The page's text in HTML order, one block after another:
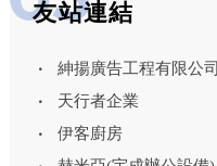
友站連結
紳揚廣告工程有限公司
天行者企業
伊客廚房